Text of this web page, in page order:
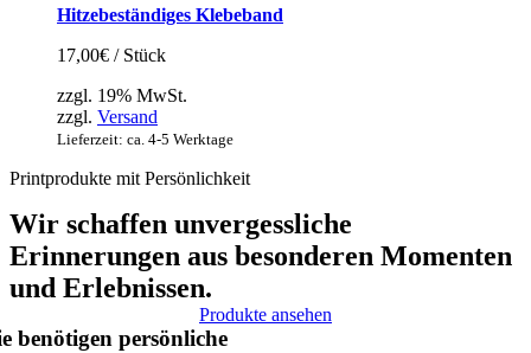
Hitzebeständiges Klebeband
17,00€ / Stück
zzgl. 19% MwSt.
zzgl. Versand
Lieferzeit: ca. 4-5 Werktage
Printprodukte mit Persönlichkeit
Wir schaffen unvergessliche
Erinnerungen aus besonderen Momenten
und Erlebnissen.
Produkte ansehen
benötigen persönliche